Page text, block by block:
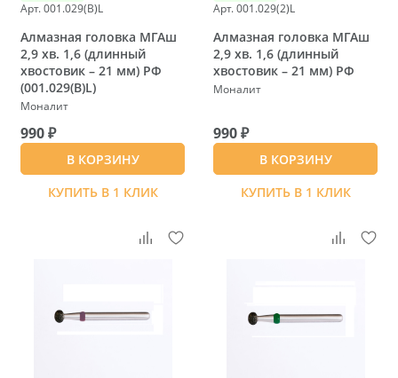
Арт. 001.029(B)L
Алмазная головка МГАш
2,9 хв. 1,6 (длинный
хвостовик – 21 мм) РФ
(001.029(B)L)
Моналит
990 ₽
В КОРЗИНУ
КУПИТЬ В 1 КЛИК
Арт. 001.029(2)L
Алмазная головка МГАш
2,9 хв. 1,6 (длинный
хвостовик – 21 мм) РФ
Моналит
990 ₽
В КОРЗИНУ
КУПИТЬ В 1 КЛИК